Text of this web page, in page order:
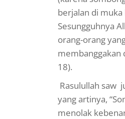
berjalan di
Sesungguhnya
orang-orang
membanggakan
18).
Rasulullah saw
yang artinya,
menolak